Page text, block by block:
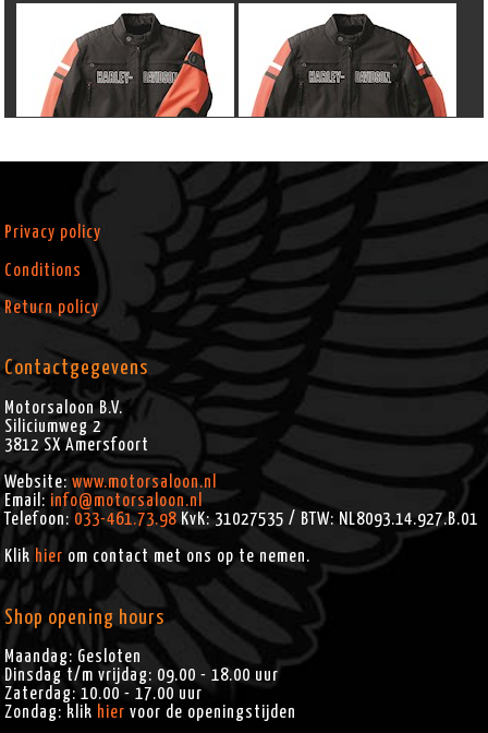
Privacy policy
Conditions
Return policy
Contactgegevens
Motorsaloon B.V.
Siliciumweg 2
3812 SX Amersfoort
Website:www.motorsaloon.nl
Email: info@motorsaloon.nl
Telefoon: 033-461.73.98 KvK: 31027535 / BTW: NL8093.14.927.B.01
Klik hier om contact met ons op te nemen.
Shop opening hours
Maandag: Gesloten
Dinsdag t/m vrijdag: 09.00 - 18.00 uur
Zaterdag: 10.00 - 17.00 uur
Zondag: klik hier voor de openingstijden